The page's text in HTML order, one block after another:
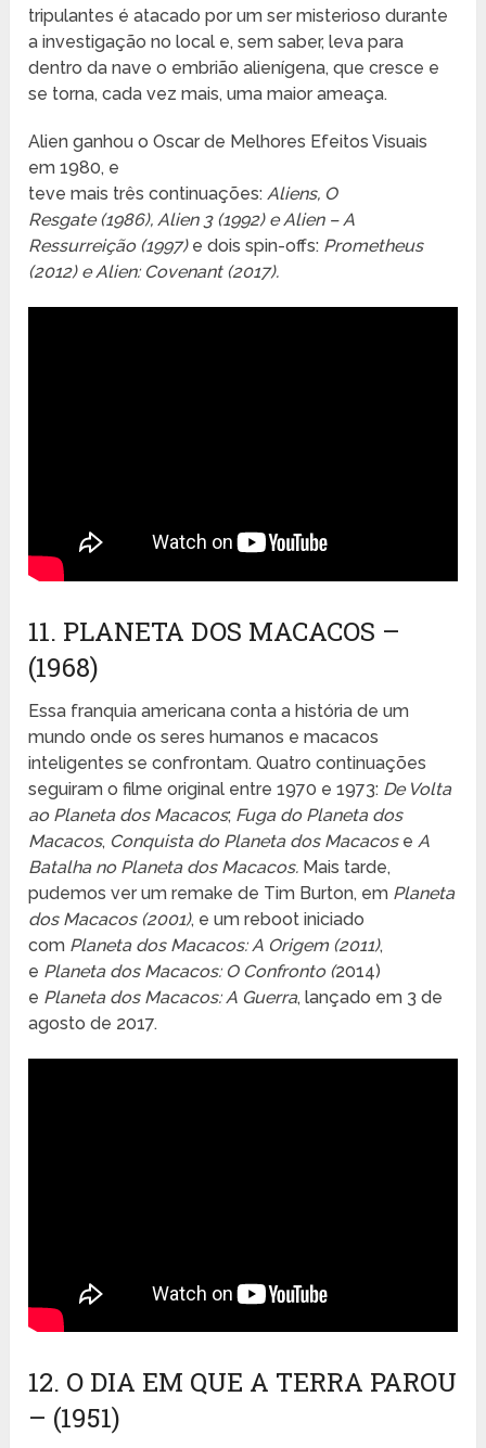
tripulantes é atacado por um ser misterioso durante
a investigação no local e, sem saber, leva para
dentro da nave o embrião alienígena, que cresce e
se torna, cada vez mais, uma maior ameaça.
Alien ganhou o Oscar de Melhores Efeitos Visuais
em 1980, e
teve mais três continuações:Aliens, O
Resgate (1986), Alien 3 (1992) e Alien – A
Ressurreição (1997)e dois spin-offs: Prometheus
(2012) e Alien: Covenant (2017).
11. PLANETA DOS MACACOS –
(1968)
Essa franquia americana conta a história de um
mundo onde os seres humanos e macacos
inteligentes se confrontam. Quatro continuações
seguiram o filme original entre 1970 e 1973: De Volta
ao Planeta dos Macacos; Fuga do Planeta dos
Macacos, Conquista do Planeta dos Macacos eA
Batalha no Planeta dos Macacos. Mais tarde,
pudemos ver um remake de Tim Burton, em Planeta
dos Macacos (2001), e um reboot iniciado
com Planeta dos Macacos: A Origem (2011),
e Planeta dos Macacos: O Confronto (2014)
e Planeta dos Macacos: A Guerra, lançado em 3 de
agosto de 2017.
12. O DIA EM QUE A TERRA PAROU
– (1951)